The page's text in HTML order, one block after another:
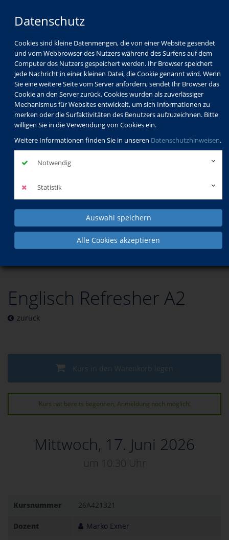
Datenschutz
Cookies sind kleine Datenmengen, die von einer Website gesendet
und vom Webbrowser des Nutzers während des Surfens auf dem
Computer des Nutzers gespeichert werden. Ihr Browser speichert
jede Nachricht in einer kleinen Datei, die Cookie genannt wird. Wenn
Sie eine weitere Seite vom Server anfordern, sendet Ihr Browser das
Cookie an den Server zurück. Cookies wurden als zuverlässiger
Mechanismus für Websites entwickelt, um sich Informationen zu
merken oder die Surfaktivitäten des Benutzers aufzuzeichnen. Bitte
willigen Sie in die Verwendung von Cookies ein.
Weitere Informationen finden Sie in unseren Datenschutzhinweisen.
Notwendig
Statistik
Auswahl speichern
Alle Cookies akzeptieren
Sprachen
Englisch
A2 fortgeschrittene Anfänger
Englisch Refresher A2
zurück
Kurs in den Warenkorb legen
Kurs hat bereits begonnen, Anmeldung noch möglich!
Mittwoch, 17. Juni 2026
um 10:30 Uhr
Kursnummer 26A421321
Dozent Marko Exner